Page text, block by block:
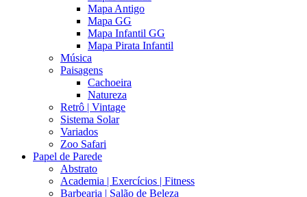
Mapa Antigo
Mapa GG
Mapa Infantil GG
Mapa Pirata Infantil
Música
Paisagens
Cachoeira
Natureza
Retrô | Vintage
Sistema Solar
Variados
Zoo Safari
Papel de Parede
Abstrato
Academia | Exercícios | Fitness
Barbearia | Salão de Beleza